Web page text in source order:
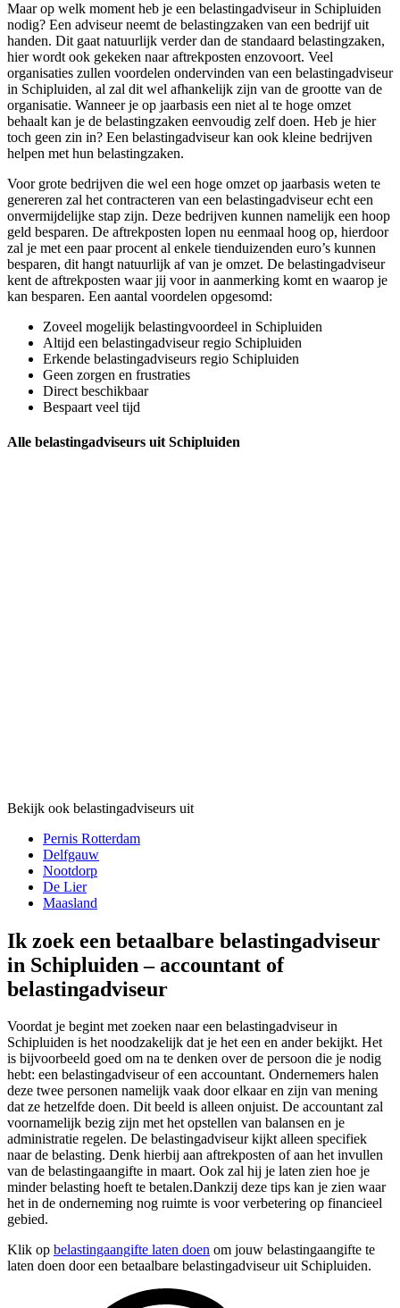
Maar op welk moment heb je een belastingadviseur in Schipluiden
nodig? Een adviseur neemt de belastingzaken van een bedrijf uit
handen. Dit gaat natuurlijk verder dan de standaard belastingzaken,
hier wordt ook gekeken naar aftrekposten enzovoort. Veel
organisaties zullen voordelen ondervinden van een belastingadviseur
in Schipluiden, al zal dit wel afhankelijk zijn van de grootte van de
organisatie. Wanneer je op jaarbasis een niet al te hoge omzet
behaalt kan je de belastingzaken eenvoudig zelf doen. Heb je hier
toch geen zin in? Een belastingadviseur kan ook kleine bedrijven
helpen met hun belastingzaken.
Voor grote bedrijven die wel een hoge omzet op jaarbasis weten te
genereren zal het contracteren van een belastingadviseur echt een
onvermijdelijke stap zijn. Deze bedrijven kunnen namelijk een hoop
geld besparen. De aftrekposten lopen nu eenmaal hoog op, hierdoor
zal je met een paar procent al enkele tienduizenden euro’s kunnen
besparen, dit hangt natuurlijk af van je omzet. De belastingadviseur
kent de aftrekposten waar jij voor in aanmerking komt en waarop je
kan besparen. Een aantal voordelen opgesomd:
Zoveel mogelijk belastingvoordeel in Schipluiden
Altijd een belastingadviseur regio Schipluiden
Erkende belastingadviseurs regio Schipluiden
Geen zorgen en frustraties
Direct beschikbaar
Bespaart veel tijd
Alle belastingadviseurs uit Schipluiden
Bekijk ook belastingadviseurs uit
Pernis Rotterdam
Delfgauw
Nootdorp
De Lier
Maasland
Ik zoek een betaalbare belastingadviseur
in Schipluiden – accountant of
belastingadviseur
Voordat je begint met zoeken naar een belastingadviseur in
Schipluiden is het noodzakelijk dat je het een en ander bekijkt. Het
is bijvoorbeeld goed om na te denken over de persoon die je nodig
hebt: een belastingadviseur of een accountant. Ondernemers halen
deze twee personen namelijk vaak door elkaar en zijn van mening
dat ze hetzelfde doen. Dit beeld is alleen onjuist. De accountant zal
voornamelijk bezig zijn met het opstellen van balansen en je
administratie regelen. De belastingadviseur kijkt alleen specifiek
naar de belasting. Denk hierbij aan aftrekposten of aan het invullen
van de belastingaangifte in maart. Ook zal hij je laten zien hoe je
minder belasting hoeft te betalen.Dankzij deze tips kan je zien waar
het in de onderneming nog ruimte is voor verbetering op financieel
gebied.
Klik op belastingaangifte laten doen om jouw belastingaangifte te
laten doen door een betaalbare belastingadviseur uit Schipluiden.